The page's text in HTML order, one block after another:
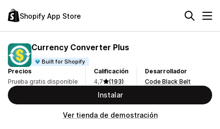
Shopify App Store
Currency Converter Plus
Built for Shopify
Precios
Prueba gratis disponible
Calificación
4,7
(193)
Desarrollador
Code Black Belt
Instalar
Ver tienda de demostración